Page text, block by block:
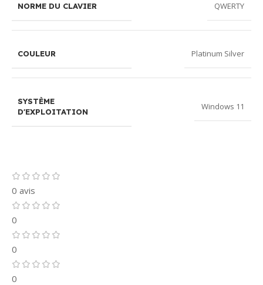
NORME DU CLAVIER QWERTY
COULEUR Platinum Silver
SYSTÈME
D'EXPLOITATION
Windows 11
0 avis
0
0
0